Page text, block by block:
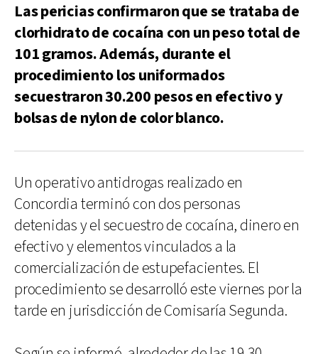
Las pericias confirmaron que se trataba de
clorhidrato de cocaína con un peso total de
101 gramos. Además, durante el
procedimiento los uniformados
secuestraron 30.200 pesos en efectivo y
bolsas de nylon de color blanco.
Un operativo antidrogas realizado en
Concordia terminó con dos personas
detenidas y el secuestro de cocaína, dinero en
efectivo y elementos vinculados a la
comercialización de estupefacientes. El
procedimiento se desarrolló este viernes por la
tarde en jurisdicción de Comisaría Segunda.